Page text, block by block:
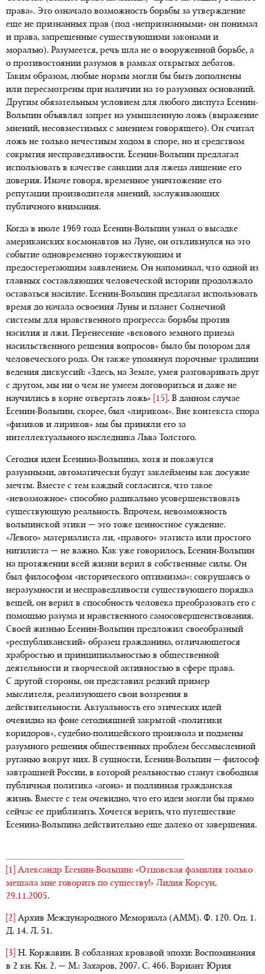
права». Это означало возможность борьбы за утверждение
еще не признанных прав (под «непризнанными» он понимал
и права, запрещенные существующими законами и
моралью). Разумеется, речь шла не о вооруженной борьбе, а
о противостоянии разумов в рамках открытых дебатов.
Таким образом, любые нормы могли бы быть дополнены
или пересмотрены при наличии на то разумных оснований.
Другим обязательным условием для любого диспута Есенин-
Вольпин объявлял запрет на умышленную ложь (выражение
мнений, несовместимых с мнением говорящего). Он считал
ложь не только нечестным ходом в споре, но и средством
сокрытия несправедливости. Есенин-Вольпин предлагал
использовать в качестве санкции для лжеца лишение его
доверия. Иначе говоря, временное уничтожение его
репутации производителя мнений, заслуживающих
публичного внимания.
Когда в июле 1969 года Есенин-Вольпин узнал о высадке
американских космонавтов на Луне, он откликнулся на это
событие одновременно торжествующим и
предостерегающим заявлением. Он напоминал, что одной из
главных составляющих человеческой истории продолжало
оставаться насилие. Есенин-Вольпин предлагал использовать
время до начала освоения Луны и планет Солнечной
системы для нравственного прогресса: борьбы против
насилия и лжи. Перенесение «векового земного приема
насильственного решения вопросов» было бы позором для
человеческого рода. Он также упомянул порочные традиции
ведения дискуссий: «Здесь, на Земле, умея разговаривать друг
с другом, мы ни о чем не умеем договориться и даже не
научились в корне отвергать ложь» [15] . В данном случае
Есенин-Вольпин, скорее, был «лириком». Вне контекста спора
«физиков и лириков» мы бы приняли его за
интеллектуального наследника Льва Толстого.
Сегодня идеи Есенина-Вольпина, хотя и покажутся
разумными, автоматически будут заклеймены как досужие
мечты. Вместе с тем каждый согласится, что такое
«невозможное» способно радикально усовершенствовать
существующую реальность. Впрочем, невозможность
вольпинской этики — это тоже ценностное суждение.
«Левого» материалиста ли, «правого» этатиста или простого
нигилиста — не важно. Как уже говорилось, Есенин-Вольпин
на протяжении всей жизни верил в собственные силы. Он
был философом «исторического оптимизма»: сокрушаясь о
неразумности и несправедливости существующего порядка
вещей, он верил в способность человека преобразовать его с
помощью разума и нравственного самосовершенствования.
Своей жизнью Есенин-Вольпин предложил своеобразный
«республиканский» образец гражданина, отличающегося
храбростью и принципиальностью в общественной
деятельности и творческой активностью в сфере права.
С другой стороны, он представил редкий пример
мыслителя, реализующего свои воззрения в
действительности. Актуальность его этических идей
очевидна на фоне сегодняшней закрытой «политики
коридоров», судебно-полицейского произвола и подмены
разумного решения общественных проблем бессмысленной
руганью вокруг них. В сущности, Есенин-Вольпин — философ
завтрашней России, в которой реальностью станут свободная
публичная политика «агона» и подлинная гражданская
жизнь. Вместе с тем очевидно, что его идеи могли бы прямо
сейчас ее приблизить. Хочется верить, что путешествие
Есенина-Вольпина действительно еще далеко от завершения.
[1] Александр Есенин-Вольпин: «Отцовская фамилия только
мешала мне говорить по существу!» Лидия Корсун,
29.11.2005.
[2] Архив Международного Мемориала (АММ). Ф. 120. Оп. 1.
Д. 14. Л. 51.
[3] Н. Коржавин. В соблазнах кровавой эпохи: Воспоминания
в 2 кн. Кн. 2. — М.: Захаров, 2007. С. 466. Вариант Юрия